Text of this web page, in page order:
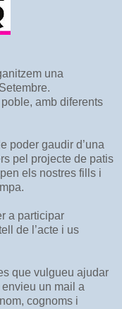
una
amb diferents
poder gaudir d’una
pel projecte de patis
els nostres fills i
a participar
de l’acte i us
que vulgueu ajudar
un mail a
cognoms i